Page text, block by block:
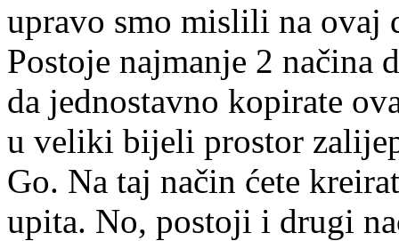
upravo smo mislili na ovaj
Postoje najmanje 2 načina
da jednostavno kopirate
u veliki bijeli prostor
Go. Na taj način ćete
upita. No, postoji i drugi